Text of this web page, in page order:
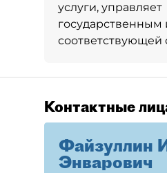
услуги, управляет
соответствующей
Контактные
Файзуллин
Энварович